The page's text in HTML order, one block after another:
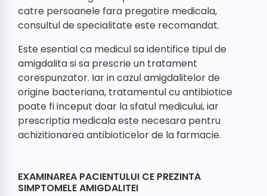
catre persoanele fara pregatire medicala,
consultul de specialitate este recomandat.
Este esential ca medicul sa identifice tipul de
amigdalita si sa prescrie un tratament
corespunzator. Iar in cazul amigdalitelor de
origine bacteriana, tratamentul cu antibiotice
poate fi inceput doar la sfatul medicului, iar
prescriptia medicala este necesara pentru
achizitionarea antibioticelor de la farmacie.
EXAMINAREA PACIENTULUI CE PREZINTA
SIMPTOMELE AMIGDALITEI